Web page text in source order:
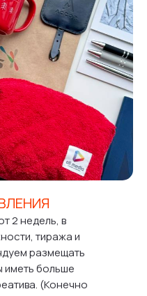
2 недель, в
тиража и
размещать
иметь больше
(Конечно